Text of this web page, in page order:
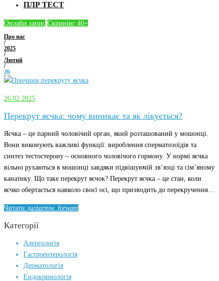
ПЛР ТЕСТ
Онлайн запис Скринінг 40+
Про нас
/
2025
/
Лютий
/
26
День:
26.02.2025
Перекрут яєчка: чому виникає та як лікується?
Яєчка – це парний чоловічий орган, який розташований у мошонці.
Вони виконують важливі функції: вироблення сперматозоїдів та
синтез тестостерону – основного чоловічого гормону. У нормі яєчка
вільно рухаються в мошонці завдяки підвішуючій зв’язці та сім’яному
канатику. Що таке перекрут яєчок? Перекрут яєчка – це стан, коли
яєчко обертається навколо своєї осі, що призводить до перекручення…
Читати даліarrow_forward
Категорії
Алергологія
Гастроентерологія
Дерматологія
Ендокринологія